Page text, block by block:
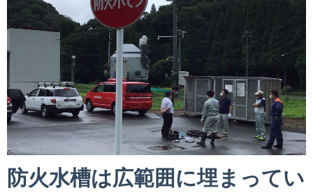
防火水槽は広範囲に埋まってい